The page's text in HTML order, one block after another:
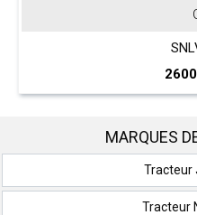
MARQUES
Tracteur
Tracteur